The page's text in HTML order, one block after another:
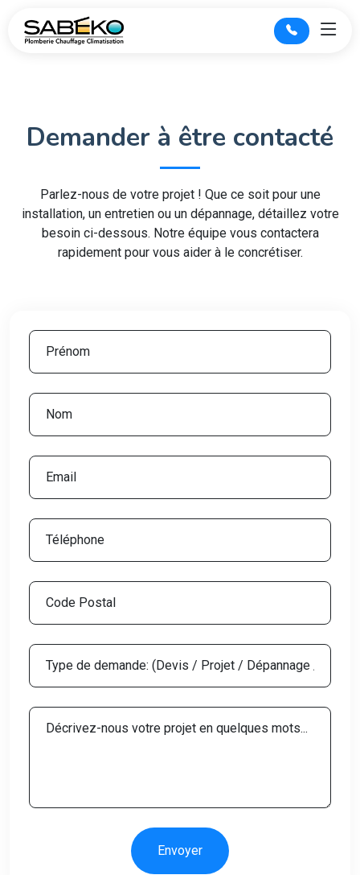
Demander à être contacté
Parlez-nous de votre projet ! Que ce soit pour une
installation, un entretien ou un dépannage, détaillez votre
besoin ci-dessous. Notre équipe vous contactera
rapidement pour vous aider à le concrétiser.
Envoyer